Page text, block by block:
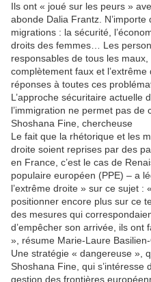
Ils ont « joué sur les peurs »
abonde Dalia Frantz.
migrations : la sécurité,
droits des femmes… Les
responsables de tous les
complètement faux et
réponses à toutes ces
L’approche sécuritaire actuelle
l’immigration ne permet pas de
Shoshana Fine, chercheuse
Le fait que la rhétorique et les
droite soient reprises par des
en France, c’est le cas de
populaire européen (PPE) – a
l’extrême droite » sur ce sujet :
positionner encore plus sur ce
des mesures qui
d’empêcher son arrivée, ils ont
», résume Marie-Laure Basilien-
Une stratégie « dangereuse »,
Shoshana Fine, qui s’intéresse
gestion des frontières